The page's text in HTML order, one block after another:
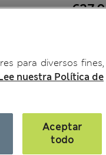
para diversos fines,
nuestra Política de
Aceptar
todo